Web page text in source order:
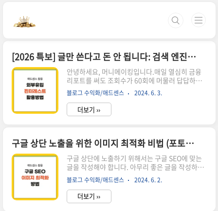
[2026 특보] 글만 쓴다고 돈 안 됩니다: 검색 엔진 무시하고 '핀터레스트'로 조회수 10배 뽑는 법
안녕하세요, 머니메이킹입니다.매일 열심히 금융
리포트를 써도 조회수가 60회에 머물러 답답하신
가요? 구글 로봇이 내 글을 긁어가기만을 하염없이
기다리는 것은 자본가에게 가장 큰 '시간 낭비'입니
다.오늘은 검색 엔진의 허락 없이도, 발행 즉시 수
천 명의 독자를 내 블로그로 납치해오는 '비밀 통
으시면 더 이상 '0 클릭'의 공포에 떨지 않게 될 것
입니다. 1. 왜 지금 '핀터레스트'인가? (데이터의
힘)우리는 지금까지 구글이나 네이버의 간택만을
기다렸습니다. 하지만 핀터레스트는 다릅니다.즉
각적인 노출: 글을 쓰고 '핀(Pin)' 하나만 꽂으면,
그 즉시 전 세계(혹은 국내) 사용자에게 시각적으로
노..
블로그 수익화/애드센스 2024. 6. 3.
더보기 ››
구글 상단 노출을 위한 이미지 최적화 비법 (포토스케이프 1분 완성)
구글 상단에 노출하기 위해서는 구글 SEO에 맞는
글을 작성해야 합니다. 아무리 좋은 글을 작성하더
라도 구글이 좋아하지 않는 형식이라면 구글 상단
에 노출하기 쉽지 않습니다.우선 구글 상단에 노출
하기 위해서는 로딩하는 속도가 느려서는 안 됩니
다. 구글은 독자 위주로 생각하기 때문입니다. 그래
블로그 수익화/애드센스 2024. 6. 2.
더보기 ››